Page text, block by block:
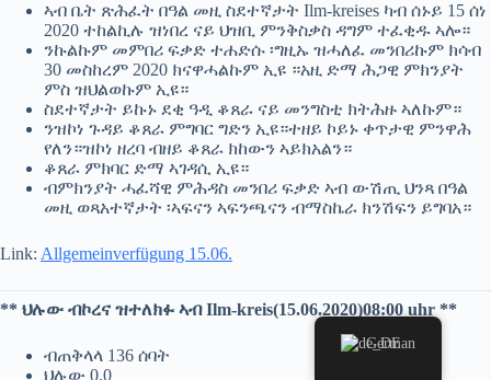
ኣብ ቤት ጽሕፈት በዓል መዚ ስደተኛታት Ilm-kreises ካብ ሰኑይ 15 ሰነ
2020 ተከልኪሉ ዝነበረ ናይ ህዝቢ ምንቅስቃስ ዳግም ተፈቂዱ ኣሎ።
ንኩልኩም መምበሪ ፍቃድ ተሐድሱ ፡ግዚኡ ዝሓለፈ መንበሪኩም ክሳብ
30 መስከረም 2020 ክናዋሓልኩም ኢዩ ።አዚ ድማ ሕጋዊ ምክንያት
ምስ ዝህልወኩም ኢዩ።
ስደተኛታት ይኩኑ ደቂ ዓዲ ቆጸራ ናይ መንግስቲ ክትሕዙ ኣለኩም።
ንዝኮነ ጉዳይ ቆጸራ ምግባር ግድን ኢዩ።ተዘይ ኮይኑ ቀጥታዊ ምንዋሕ
የለን።ዝኮነ ዘረባ ብዘይ ቆጸራ ክከውን ኣይክአልን።
ቆጸራ ምክባር ድማ ኣገዳሲ ኢዩ።
ብምክንያት ሓፈሻዊ ምሕዳስ መንበሪ ፍቃድ ኣብ ውሽጢ ህንጻ በዓል
መዚ ወጻአተኛታት ፡ኣፍናን ኣፍንጫናን ብማስኬራ ክንሽፍን ይግባአ።
Link: Allgemeinverfügung 15.06.
** ህሉው ብኮረና ዝተለክፉ ኣብ Ilm-kreis(15.06.2020)08:00 uhr **
ብጠቅላላ 136 ሰባት
ህሉው 0.0
German